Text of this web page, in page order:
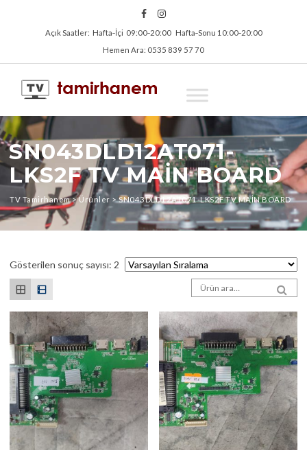
Açık Saatler: Hafta‑İçi 09:00‑20:00 Hafta‑Sonu 10:00‑20:00
Hemen Ara: 0535 839 57 70
SN043DLD12AT071-
LKS2F TV MAİN BOARD
TV Tamirhanem>Ürünler >SN043DLD12AT071-LKS2F TV MAİN BOARD
Gösterilen sonuç sayısı: 2
Arama sonuçları: